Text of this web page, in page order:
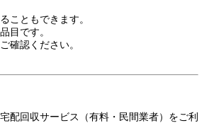
こともできます。
目です。
確認ください。
配回収サービス（有料・民間業者）をご利